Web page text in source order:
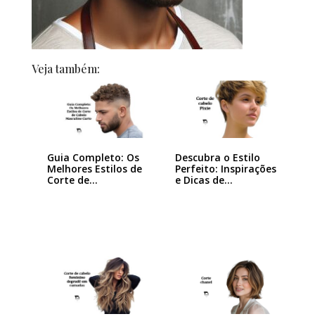
Veja também:
Guia Completo: Os
Melhores Estilos de
Corte de…
Descubra o Estilo
Perfeito: Inspirações
e Dicas de…